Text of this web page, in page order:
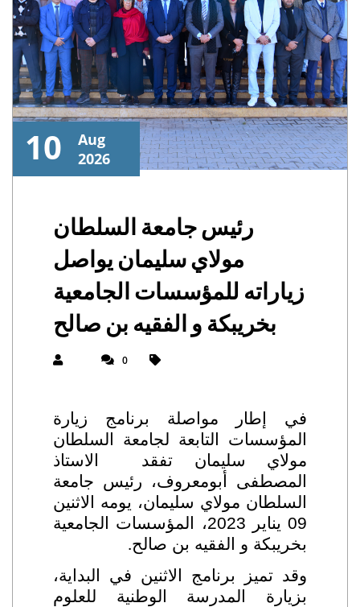
10
Aug
2026
رئيس جامعة السلطان
مولاي سليمان يواصل
زياراته للمؤسسات الجامعية
بخريبكة و الفقيه بن صالح
0
في إطار مواصلة برنامج زيارة
المؤسسات التابعة لجامعة السلطان
مولاي سليمان تفقد الاستاذ
المصطفى أبومعروف، رئيس جامعة
السلطان مولاي سليمان، يومه الاثنين
09 يناير 2023، المؤسسات الجامعية
بخريبكة و الفقيه بن صالح.
وقد تميز برنامج الاثنين في البداية،
بزيارة المدرسة الوطنية للعلوم